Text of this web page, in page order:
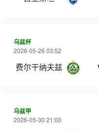
乌兹杯
2026-05-26 03:52
费尔干纳夫兹
乌兹甲
2026-05-30 21:00